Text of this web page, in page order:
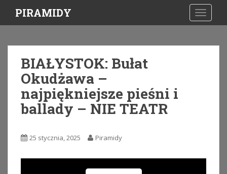
i
PIRAMIDY
BIAŁYSTOK: Bułat
Okudżawa –
najpiękniejsze pieśni i
ballady – NIE TEATR
25 stycznia, 2025 Piramidy